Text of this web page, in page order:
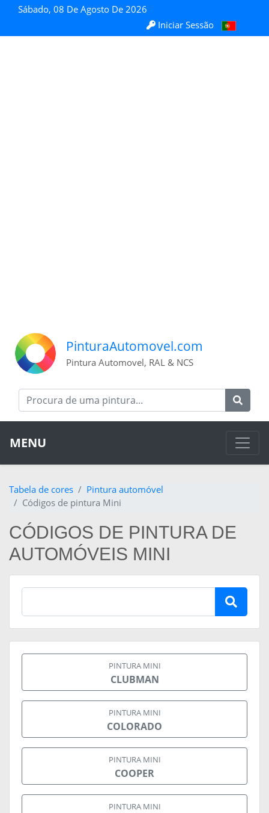
Sábado, 08 De Agosto De 2026
Iniciar Sessão
PinturaAutomovel.com
Pintura Automovel, RAL & NCS
MENU
Tabela de cores
Pintura automóvel
Códigos de pintura Mini
CÓDIGOS DE PINTURA DE
AUTOMÓVEIS MINI
PINTURA MINI
CLUBMAN
PINTURA MINI
COLORADO
PINTURA MINI
COOPER
PINTURA MINI